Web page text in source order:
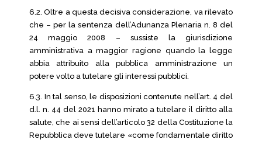
6.2. Oltre a questa decisiva considerazione, va rilevato
che – per la sentenza dell’Adunanza Plenaria n. 8 del
24 maggio 2008 – sussiste la giurisdizione
amministrativa a maggior ragione quando la legge
abbia attribuito alla pubblica amministrazione un
potere volto a tutelare gli interessi pubblici.
6.3. In tal senso, le disposizioni contenute nell’art. 4 del
d.l. n. 44 del 2021 hanno mirato a tutelare il diritto alla
salute, che ai sensi dell’articolo 32 della Costituzione la
Repubblica deve tutelare «come fondamentale diritto